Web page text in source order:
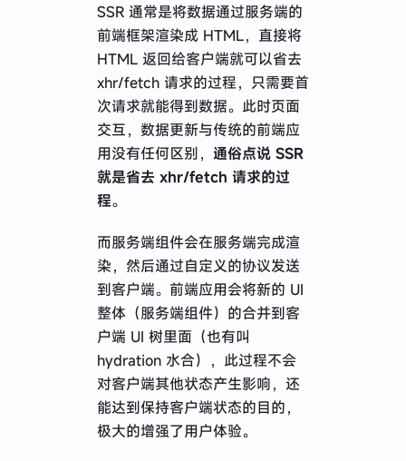
SSR 通常是将数据通过服务端的
前端框架渲染成 HTML，直接将
HTML 返回给客户端就可以省去
xhr/fetch 请求的过程，只需要首
次请求就能得到数据。此时页面
交互，数据更新与传统的前端应
用没有任何区别， 通俗点说 SSR
就是省去 xhr/fetch 请求的过
程。
而服务端组件会在服务端完成渲
染，然后通过自定义的协议发送
到客户端。前端应用会将新的 UI
整体（服务端组件）的合并到客
户端 UI 树里面（也有叫
hydration 水合），此过程不会
对客户端其他状态产生影响，还
能达到保持客户端状态的目的，
极大的增强了用户体验。